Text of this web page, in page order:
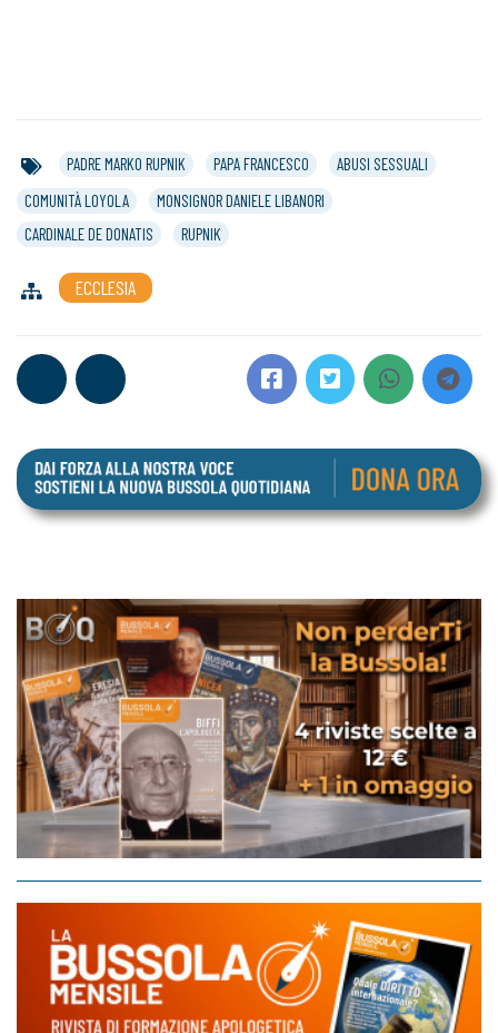
PADRE MARKO RUPNIK PAPA FRANCESCO
ABUSI SESSUALI
COMUNITÀ LOYOLA
MONSIGNOR DANIELE LIBANORI
CARDINALE DE DONATIS
RUPNIK
ECCLESIA